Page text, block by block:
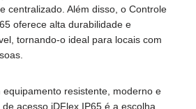
centralizado. Além disso, o Controle
oferece alta durabilidade e
tornando-o ideal para locais com
resistente, moderno e
acesso iDFlex IP65 é a escolha